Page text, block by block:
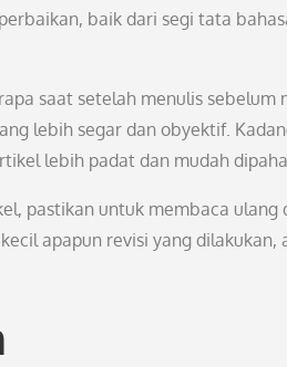
baik dari segi tata
saat setelah menulis
lebih segar dan obyektif.
lebih padat dan mudah
pastikan untuk membaca
apapun revisi yang